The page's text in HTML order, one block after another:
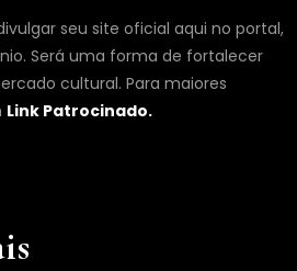
seu site oficial aqui no portal,
Será uma forma de fortalecer
cultural. Para maiores
Link Patrocinado.